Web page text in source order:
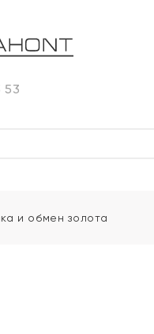
53
и обмен золота